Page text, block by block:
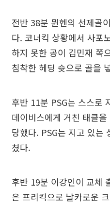
전반 38분 뮌헨의 선제골
다. 코너킥 상황에서 사포
하지 못한 공이 김민재 쪽
침착한 헤딩 슛으로 골을
후반 11분 PSG는 스스로
데이비스에게 거친 태클
당했다. PSG는 지고 있는
쳤다.
후반 19분 이강인이 교체
은 프리킥으로 날카로운